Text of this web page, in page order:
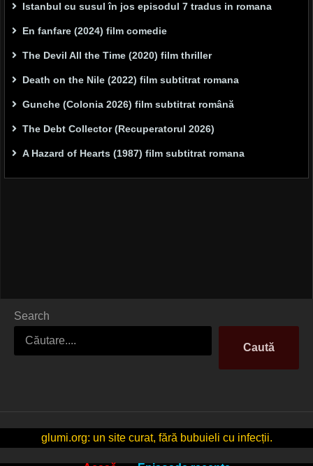
Istanbul cu susul în jos episodul 7 tradus in romana
En fanfare (2024) film comedie
The Devil All the Time (2020) film thriller
Death on the Nile (2022) film subtitrat romana
Gunche (Colonia 2026) film subtitrat română
The Debt Collector (Recuperatorul 2026)
A Hazard of Hearts (1987) film subtitrat romana
Search
Caută
glumi.org: un site curat, fără bubuieli cu infecții.